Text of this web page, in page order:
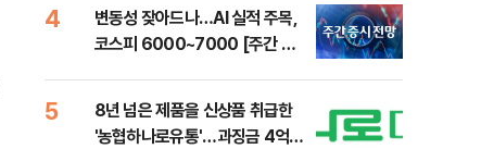
4
변동성 잦아드나…AI 실적 주목,
코스피 6000~7000 [주간 증
5
8년 넘은 제품을 신상품 취급한
'농협하나로유통'…과징금 4억